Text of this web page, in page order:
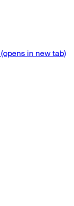
(opens in new tab)